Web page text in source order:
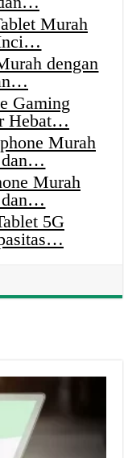
Murah
dengan
Gaming
Hebat…
Murah
dan…
Murah
dan…
5G